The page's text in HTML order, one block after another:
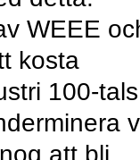
WEEE
kosta
100-tals